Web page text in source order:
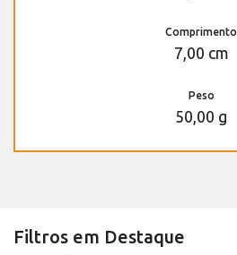
Comprimento
7,00 cm
Peso
50,00 g
Filtros em Destaque